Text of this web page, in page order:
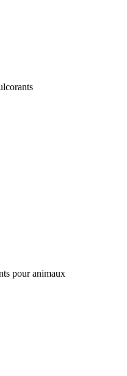
pour animaux